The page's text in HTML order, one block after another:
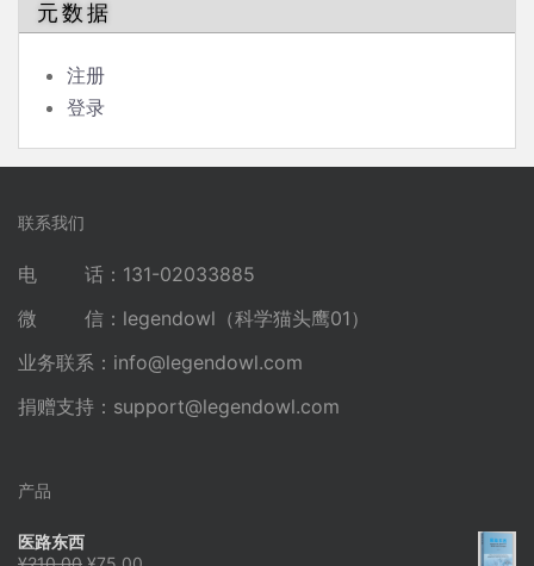
元数据
注册
登录
联系我们
电 话：131-02033885
微 信：legendowl（科学猫头鹰01）
业务联系： info@legendowl.com
捐赠支持： support@legendowl.com
产品
医路东西
原